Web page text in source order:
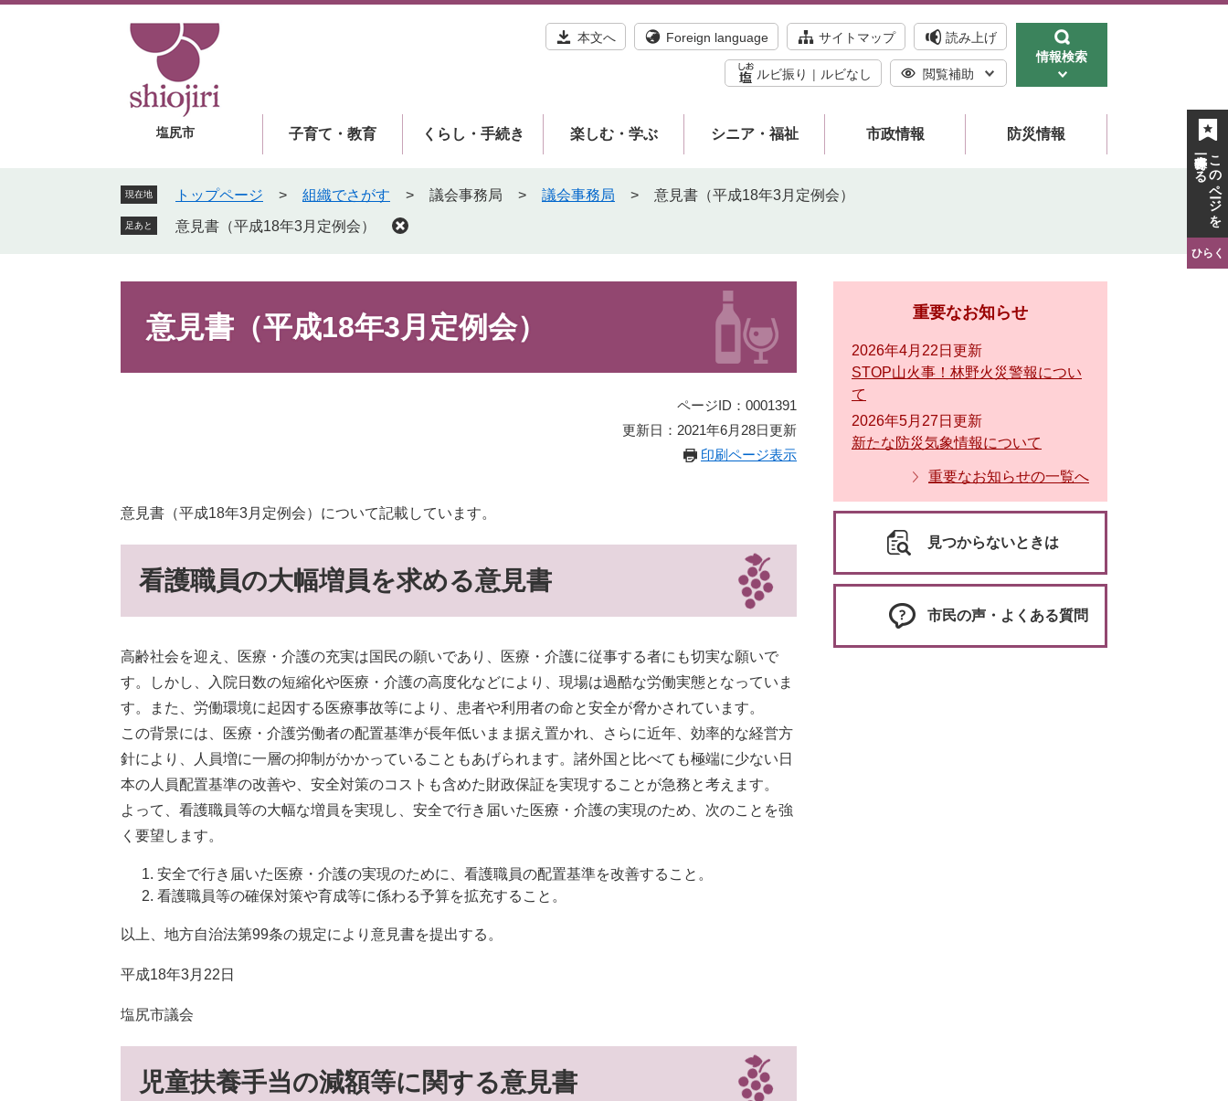
塩尻市
本文へ Foreign language サイトマップ 読み上げ
ルビ振り ルビなし 閲覧補助
情報検索
子育て・教育 くらし・手続き 楽しむ・学ぶ シニア・福祉 市政情報 防災情報
現在地 トップページ > 組織でさがす > 議会事務局 > 議会事務局 > 意見書（平成18年3月定例会）
足あと 意見書（平成18年3月定例会）
意見書（平成18年3月定例会）
ページID：0001391
更新日：2021年6月28日更新
印刷ページ表示
意見書（平成18年3月定例会）について記載しています。
看護職員の大幅増員を求める意見書
高齢社会を迎え、医療・介護の充実は国民の願いであり、医療・介護に従事する者にも切実な願いで
す。しかし、入院日数の短縮化や医療・介護の高度化などにより、現場は過酷な労働実態となっていま
す。また、労働環境に起因する医療事故等により、患者や利用者の命と安全が脅かされています。
この背景には、医療・介護労働者の配置基準が長年低いまま据え置かれ、さらに近年、効率的な経営方
針により、人員増に一層の抑制がかかっていることもあげられます。諸外国と比べても極端に少ない日
本の人員配置基準の改善や、安全対策のコストも含めた財政保証を実現することが急務と考えます。
よって、看護職員等の大幅な増員を実現し、安全で行き届いた医療・介護の実現のため、次のことを強
く要望します。
安全で行き届いた医療・介護の実現のために、看護職員の配置基準を改善すること。
看護職員等の確保対策や育成等に係わる予算を拡充すること。
以上、地方自治法第99条の規定により意見書を提出する。
平成18年3月22日
塩尻市議会
児童扶養手当の減額等に関する意見書
重要なお知らせ
2026年4月22日更新
STOP山火事！林野火災警報につい
て
2026年5月27日更新
新たな防災気象情報について
重要なお知らせの一覧へ
見つからないときは
市民の声・よくある質問
このページを
一時保存する
ひらく